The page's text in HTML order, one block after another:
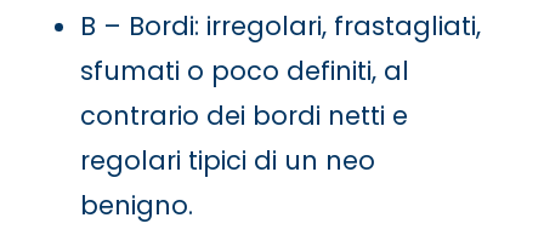
B – Bordi: irregolari, frastagliati,
sfumati o poco definiti, al
contrario dei bordi netti e
regolari tipici di un neo
benigno.